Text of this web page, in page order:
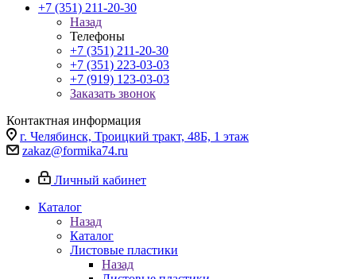
+7 (351) 211-20-30
Назад
Телефоны
+7 (351) 211-20-30
+7 (351) 223-03-03
+7 (919) 123-03-03
Заказать звонок
Контактная информация
г. Челябинск, Троицкий тракт, 48Б, 1 этаж
zakaz@formika74.ru
Личный кабинет
Каталог
Назад
Каталог
Листовые пластики
Назад